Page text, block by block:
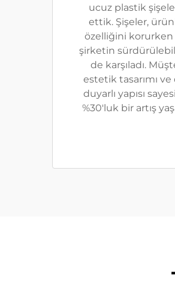
ucuz plastik
ettik. Şişeler,
özelliğini korurken
şirketin
de karşıladı.
estetik tasarımı
duyarlı yapısı
%30'luk bir artış